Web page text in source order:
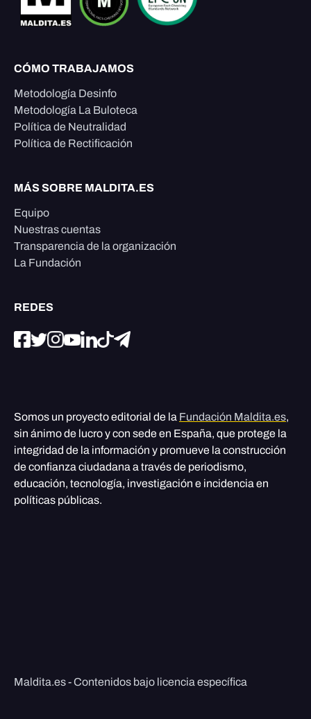
CÓMO TRABAJAMOS
Metodología Desinfo
Metodología La Buloteca
Política de Neutralidad
Política de Rectificación
MÁS SOBRE MALDITA.ES
Equipo
Nuestras cuentas
Transparencia de la organización
La Fundación
REDES
Somos un proyecto editorial de la Fundación Maldita.es,
sin ánimo de lucro y con sede en España, que protege la
integridad de la información y promueve la construcción
de confianza ciudadana a través de periodismo,
educación, tecnología, investigación e incidencia en
políticas públicas.
Maldita.es - Contenidos bajo licencia específica